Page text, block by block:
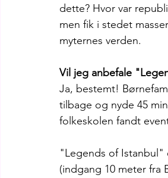
dette? Hvor var
men fik i stedet
myternes verden.
Vil jeg anbefale
Ja, bestemt!
tilbage og nyde 45
folkeskolen fandt
"Legends of Istanbul"
(indgang 10 meter fra